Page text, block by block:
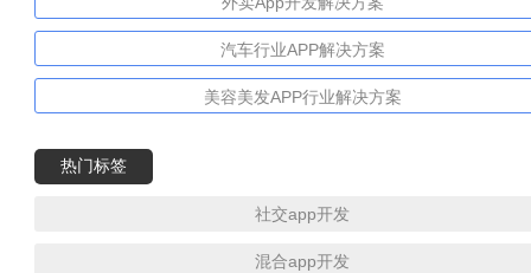
汽车行业APP解决方案
美容美发APP行业解决方案
热门标签
社交app开发
混合app开发